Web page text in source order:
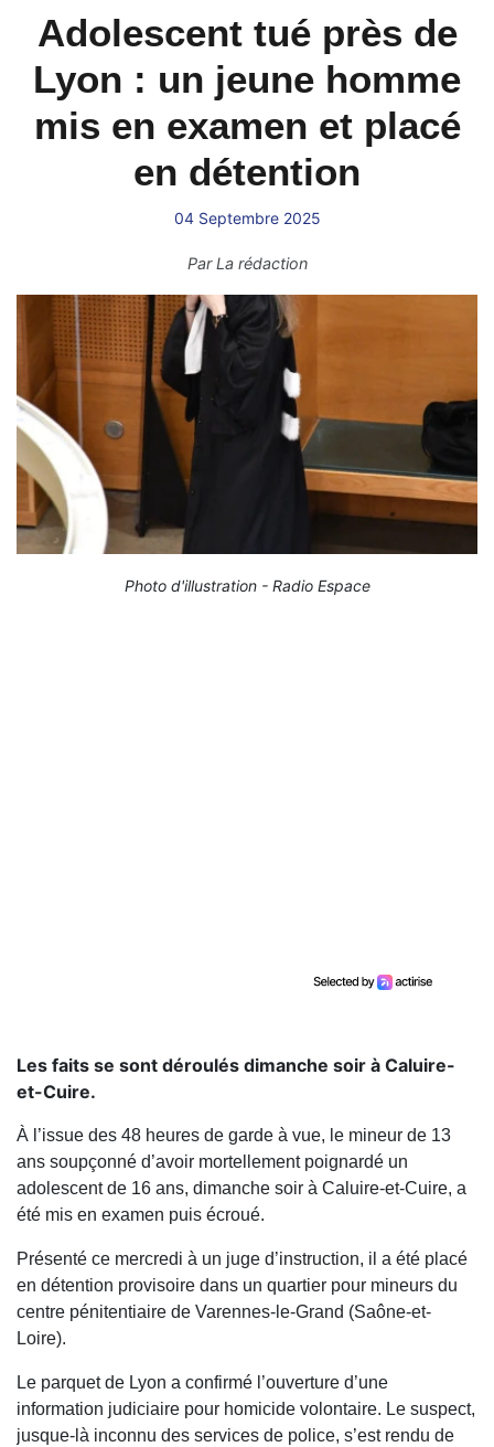
Adolescent tué près de
Lyon : un jeune homme
mis en examen et placé
en détention
04 Septembre 2025
ParLa rédaction
Photo d'illustration - Radio Espace
Les faits se sont déroulés dimanche soir à Caluire-
et-Cuire.
À l’issue des 48 heures de garde à vue, le mineur de 13
ans soupçonné d’avoir mortellement poignardé un
adolescent de 16 ans, dimanche soir à Caluire-et-Cuire, a
été mis en examen puis écroué.
Présenté ce mercredi à un juge d’instruction, il a été placé
en détention provisoire dans un quartier pour mineurs du
centre pénitentiaire de Varennes-le-Grand (Saône-et-
Loire).
Le parquet de Lyon a confirmé l’ouverture d’une
information judiciaire pour homicide volontaire. Le suspect,
jusque-là inconnu des services de police, s’est rendu de